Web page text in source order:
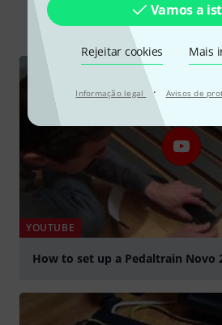
Vamos a
Rejeitar cookies Mais
Informação legal · Avisos de
Todos vídeos Guia
YOUTUBE
How to set up a Pedaltrain Novo